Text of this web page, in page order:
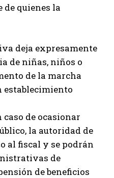
de quienes la
deja expresamente
de niñas, niños o
de la marcha
establecimiento
caso de ocasionar
la autoridad de
al fiscal y se podrán
de
de beneficios